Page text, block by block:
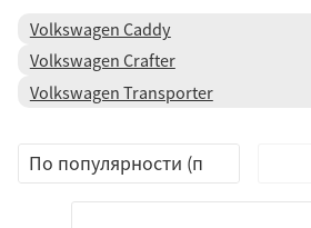
Volkswagen Caddy
Volkswagen Crafter
Volkswagen Transporter